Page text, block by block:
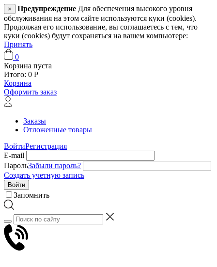
× Предупреждение Для обеспечения высокого уровня
обслуживания на этом сайте используются куки (cookies).
Продолжая его использование, вы соглашаетесь с тем, что
куки (cookies) будут сохраняться на вашем компьютере:
Принять
0
Корзина пуста
Итого: 0 Р
Корзина
Оформить заказ
Заказы
Отложенные товары
ВойтиРегистрация
E-mail
ПарольЗабыли пароль?
Создать учетную запись
Войти
Запомнить